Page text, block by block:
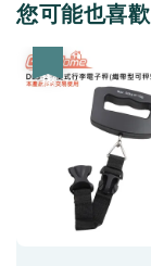
您可能也喜歡